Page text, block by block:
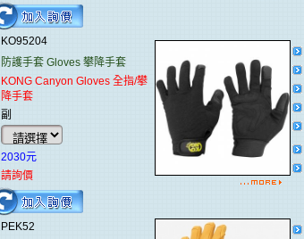
KO95204
防護手套 Gloves 攀降手套
KONG Canyon Gloves 全指/攀
降手套
副
2030元
請詢價
PEK52